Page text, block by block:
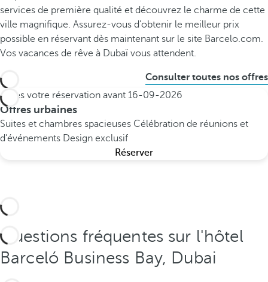
services de première qualité et découvrez le charme de cette
ville magnifique. Assurez-vous d'obtenir le meilleur prix
possible en réservant dès maintenant sur le site Barcelo.com.
Vos vacances de rêve à Dubaï vous attendent.
Consulter toutes nos offres
Faites votre réservation avant 16-09-2026
Offres urbaines
Suites et chambres spacieuses Célébration de réunions et
d’événements Design exclusif
Réserver
Questions fréquentes sur l'hôtel
Barceló Business Bay, Dubai